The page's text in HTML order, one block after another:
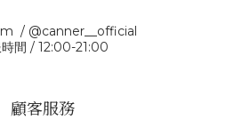
/ @canner__official
間 / 12:00-21:00
顧客服務